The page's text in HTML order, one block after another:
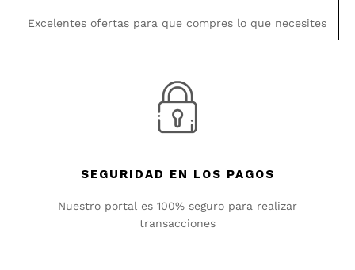
Excelentes ofertas para que compres lo que necesites
SEGURIDAD EN LOS PAGOS
Nuestro portal es 100% seguro para realizar
transacciones